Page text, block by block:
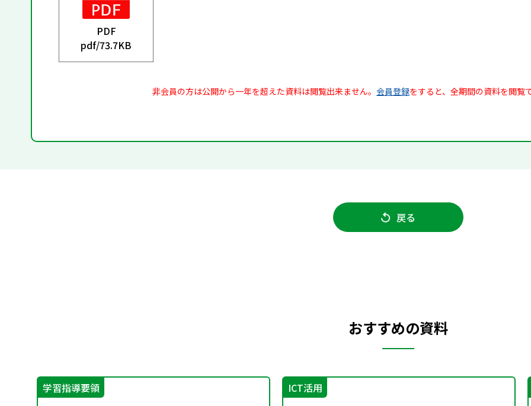
PDF
pdf/73.7KB
非会員の方は公開から一年を超えた資料は閲覧出来ません。 会員登録をすると、全期間の資料を閲覧
戻る
おすすめの資料
学習指導要領
ICT活用